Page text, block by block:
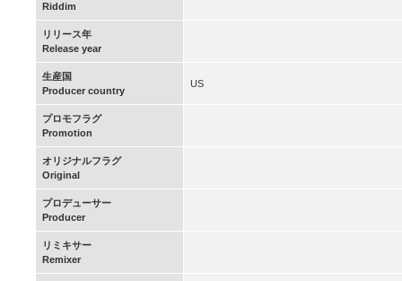
Riddim
リリース年
Release year
生産国
Producer country
US
プロモフラグ
Promotion
オリジナルフラグ
Original
プロデューサー
Producer
リミキサー
Remixer